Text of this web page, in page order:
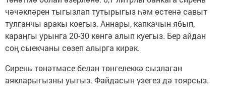
чәчәкләрен тыгызлап тутырыгыз һәм өстенә савыт
тулганчы аракы коегыз. Аннары, капкачын ябып,
караңгы урынга 20-30 көнгә алып куегыз. Бер айдан
соң сыекчаны сөзеп алырга кирәк.
Сирень төнәтмәсе белән төнгелеккә сызлаган
аякларыгызны уыгыз. Файдасын үзегез дә тоярсыз.